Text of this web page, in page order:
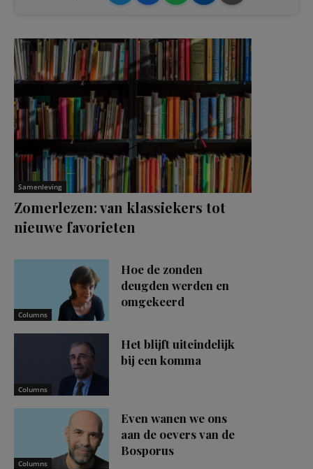
Samenleving
Zomerlezen: van klassiekers tot
nieuwe favorieten
Columns
Hoe de zonden
deugden werden en
omgekeerd
Columns
Het blijft uiteindelijk
bij een komma
Columns
Even wanen we ons
aan de oevers van de
Bosporus